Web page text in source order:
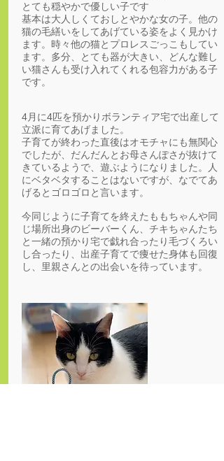
とても穏やかで優しい子です
基本は大人しくておしとやかな女の子。他の
猫の毛繕いをしてあげている姿をよく見かけ
ます。時々他の猫とプロレスごっこもしてい
ます。多分、とても器が大きい、どんな難し
い猫さんも受け入れてくれる包容力がある子
です。
4月に4匹を預かりボランティア宅で出産して
立派に育てあげました。
子育てが終わった直後はオモチャにも無関心
でしたが、だんだんとお母さんぽさが抜けて
きているようで、遊ぶようになりました。人
にベタベタすることはないですが、なでてあ
げるとゴロゴロと言います。
今同じように子育てを終えたももちゃんや同
じ場所出身のビーバーくん、チキちゃんたち
と一緒の預かり宅で戯れ合ったり毛づくろい
し合ったり、出産子育てで痩せた身体も回復
し、里親さんとの出会いを待っています。